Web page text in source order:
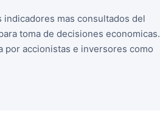
indicadores mas consultados del
toma de decisiones economicas.
por accionistas e inversores como